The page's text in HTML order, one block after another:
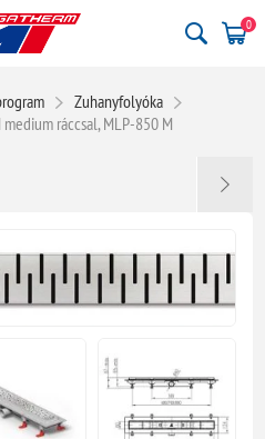
0
Zuhanyfolyóka
ráccsal, MLP-850 M